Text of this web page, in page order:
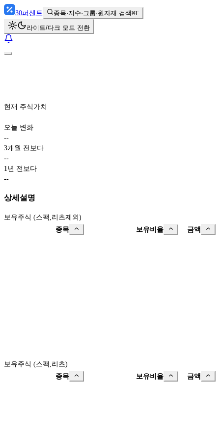
30퍼센트 종목·지수·그룹·원자재 검색⌘F
라이트/다크 모드 전환
현재 주식가치
오늘 변화
--
3개월 전보다
--
1년 전보다
--
상세설명
보유주식 (스팩,리츠제외)
종목
보유비율 금액
보유주식 (스팩,리츠)
종목
보유비율 금액